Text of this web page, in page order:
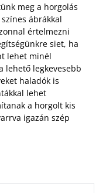
meg a horgolás
ábrákkal
értelmezni
siet, ha
lehet minél
lehető legkevesebb
haladók is
lehet
a horgolt kis
igazán szép